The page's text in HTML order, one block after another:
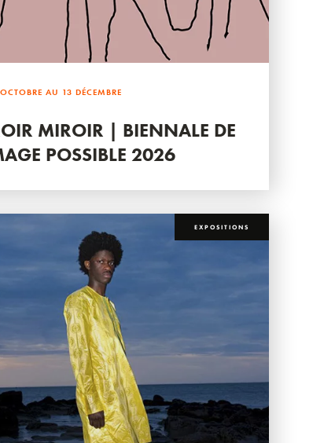
AU 13 DÉCEMBRE
MIROIR | BIENNALE DE
POSSIBLE 2026
EXPOSITIONS